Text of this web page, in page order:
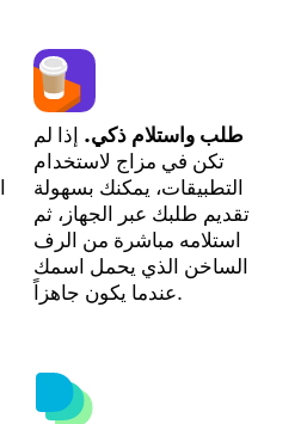
طلب واستلام ذكي. إذا لم
تكن في مزاج لاستخدام
التطبيقات، يمكنك بسهولة
تقديم طلبك عبر الجهاز، ثم
استلامه مباشرة من الرف
الساخن الذي يحمل اسمك
عندما يكون جاهزاً.